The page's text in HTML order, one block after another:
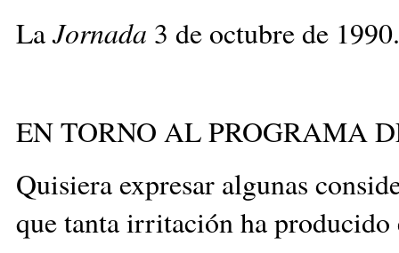
LaJornada 3 de octubre de 1990.
EN TORNO AL PROGRAMA
Quisiera expresar algunas
que tanta irritación ha